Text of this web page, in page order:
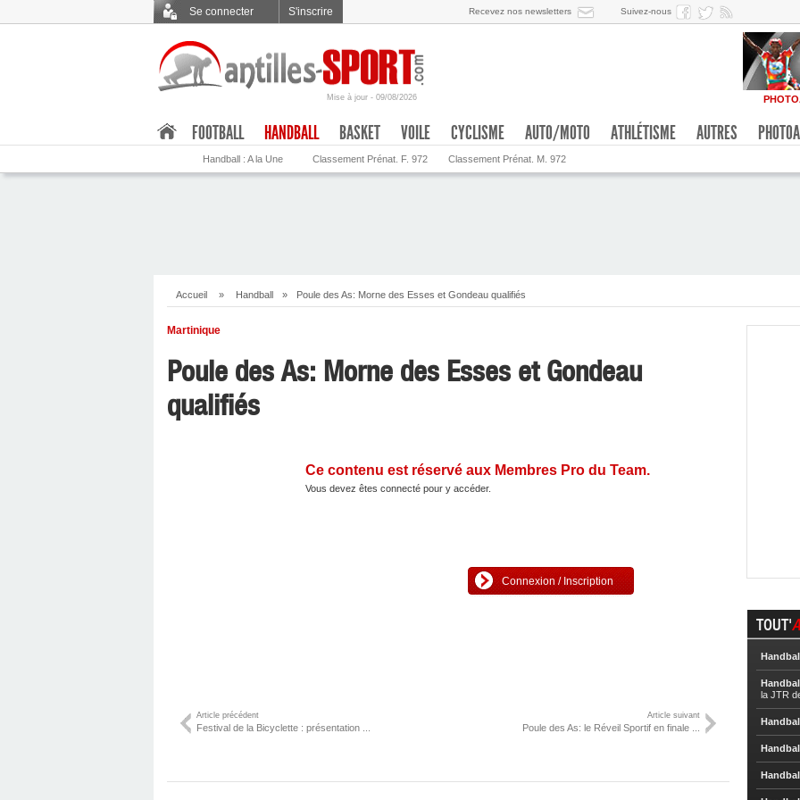
Se connecter S'inscrire Recevez nos newsletters Suivez-nous
Mise à jour - 09/08/2026
FOOTBALL HANDBALL
Handball : A la Une Classement Prénat. F. 972 Classement Prénat. M. 972
BASKET VOILE CYCLISME AUTO/MOTO ATHLÉTISME AUTRES
Accueil » Handball » Poule des As: Morne des Esses et Gondeau qualifiés
Martinique
Poule des As: Morne des Esses et Gondeau
qualifiés
Ce contenu est réservé aux Membres Pro du Team.
Vous devez êtes connecté pour y accéder.
Connexion / Inscription
Article précédent
Festival de la Bicyclette : présentation ...
Article suivant
Poule des As: le Réveil Sportif en finale ...
TOUT'
la JTR